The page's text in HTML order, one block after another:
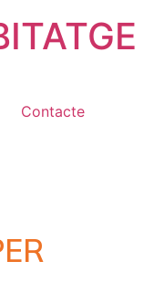
Contacte